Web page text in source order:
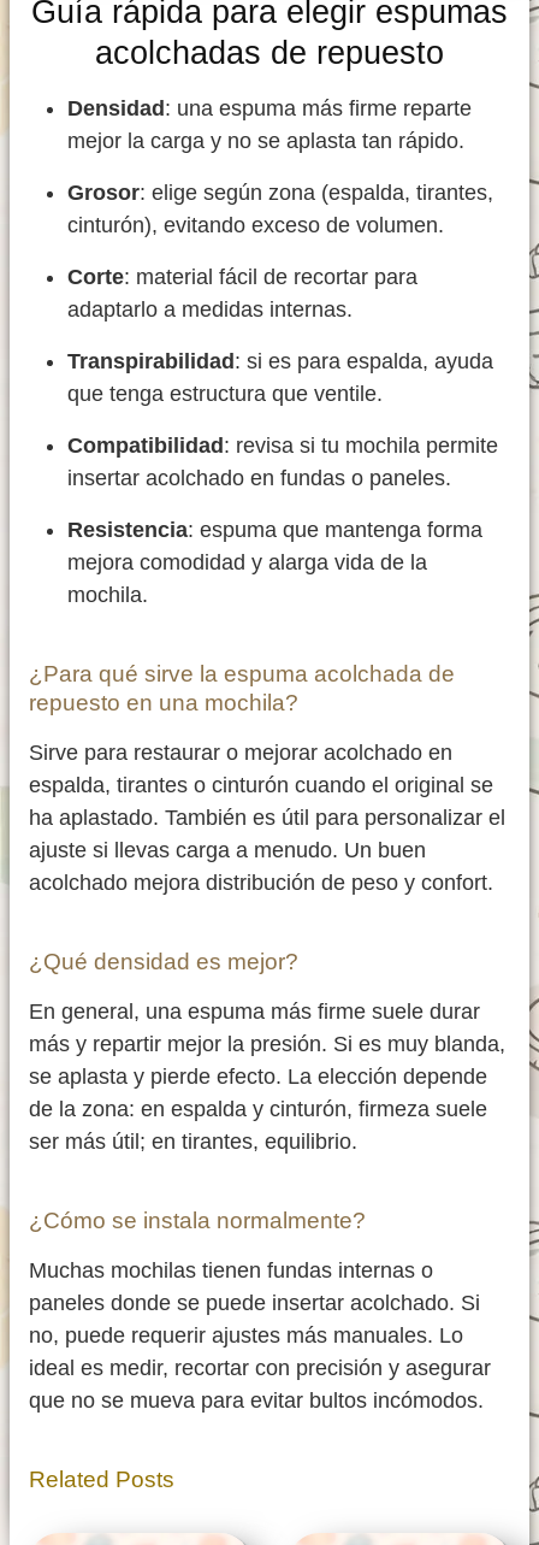
Guía rápida para elegir espumas
acolchadas de repuesto
Densidad : una espuma más firme reparte
mejor la carga y no se aplasta tan rápido.
Grosor: elige según zona (espalda, tirantes,
cinturón), evitando exceso de volumen.
Corte: material fácil de recortar para
adaptarlo a medidas internas.
Transpirabilidad : si es para espalda, ayuda
que tenga estructura que ventile.
Compatibilidad : revisa si tu mochila permite
insertar acolchado en fundas o paneles.
Resistencia: espuma que mantenga forma
mejora comodidad y alarga vida de la
mochila.
¿Para qué sirve la espuma acolchada de
repuesto en una mochila?
Sirve para restaurar o mejorar acolchado en
espalda, tirantes o cinturón cuando el original se
ha aplastado. También es útil para personalizar el
ajuste si llevas carga a menudo. Un buen
acolchado mejora distribución de peso y confort.
¿Qué densidad es mejor?
En general, una espuma más firme suele durar
más y repartir mejor la presión. Si es muy blanda,
se aplasta y pierde efecto. La elección depende
de la zona: en espalda y cinturón, firmeza suele
ser más útil; en tirantes, equilibrio.
¿Cómo se instala normalmente?
Muchas mochilas tienen fundas internas o
paneles donde se puede insertar acolchado. Si
no, puede requerir ajustes más manuales. Lo
ideal es medir, recortar con precisión y asegurar
que no se mueva para evitar bultos incómodos.
Related Posts